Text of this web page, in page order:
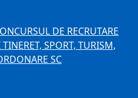
DE RECRUTARE
SPORT, TURISM,
SC